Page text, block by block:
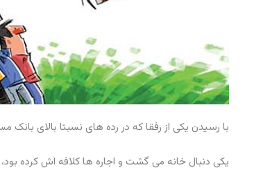
با رسیدن یکی از رفقا که در رده های نسبتا بالای